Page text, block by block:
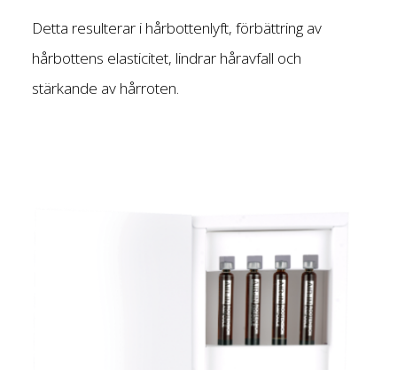
Detta resulterar i hårbottenlyft, förbättring av
hårbottens elasticitet, lindrar håravfall och
stärkande av hårroten.